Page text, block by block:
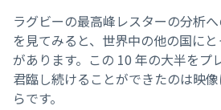
ラグビーの最高峰レスターの分析
を見てみると、世界中の他の国に
があります。この 10 年の大半をプ
君臨し続けることができたのは映
らです。